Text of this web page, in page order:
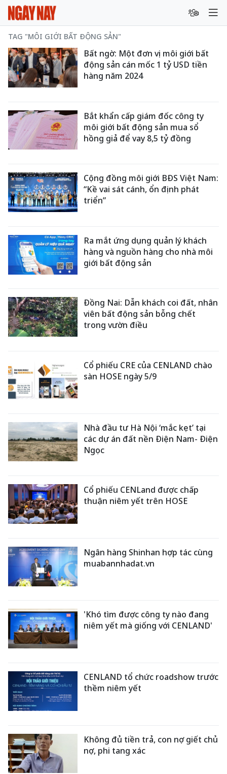
TAG "MÔI GIỚI BẤT ĐỘNG SẢN"
Bất ngờ: Một đơn vị môi giới bất
động sản cán mốc 1 tỷ USD tiền
hàng năm 2024
Bắt khẩn cấp giám đốc công ty
môi giới bất động sản mua sổ
hồng giả để vay 8,5 tỷ đồng
Cộng đồng môi giới BĐS Việt Nam:
“Kề vai sát cánh, ổn định phát
triển”
Ra mắt ứng dụng quản lý khách
hàng và nguồn hàng cho nhà môi
giới bất động sản
Đồng Nai: Dẫn khách coi đất, nhân
viên bất động sản bỗng chết
trong vườn điều
Cổ phiếu CRE của CENLAND chào
sàn HOSE ngày 5/9
Nhà đầu tư Hà Nội ‘mắc kẹt’ tại
các dự án đất nền Điện Nam- Điện
Ngọc
Cổ phiếu CENLand được chấp
thuận niêm yết trên HOSE
Ngân hàng Shinhan hợp tác cùng
muabannhadat.vn
'Khó tìm được công ty nào đang
niêm yết mà giống với CENLAND'
CENLAND tổ chức roadshow trước
thềm niêm yết
Không đủ tiền trả, con nợ giết chủ
nợ, phi tang xác